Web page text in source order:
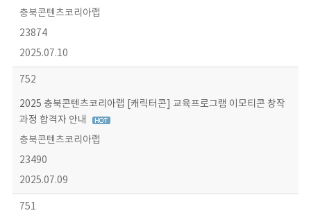
충북콘텐츠코리아랩
23874
2025.07.10
752
2025 충북콘텐츠코리아랩 [캐릭터콘] 교육프로그램 이모티콘 창작
과정 합격자 안내
충북콘텐츠코리아랩
23490
2025.07.09
751